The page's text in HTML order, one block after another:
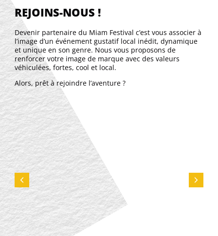
REJOINS-NOUS !
Devenir partenaire du Miam Festival c’est vous associer à
l’image d’un événement gustatif local inédit, dynamique
et unique en son genre. Nous vous proposons de
renforcer votre image de marque avec des valeurs
véhiculées, fortes, cool et local.
Alors, prêt à rejoindre l’aventure ?